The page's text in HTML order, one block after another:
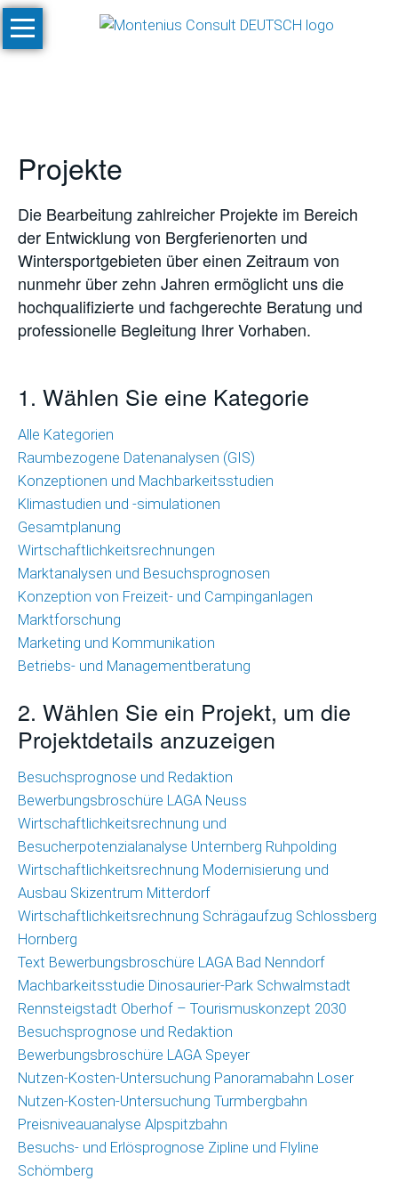
Navigation
überspringen
Start
Machbarkeitsstudien
und
-
simulationen
SnowPlan™
Gesamtplanung
Skigebietsprojekten
Wirtschaftlichkeitsrechnungen
Marktanalysen
und
Besuchsprognosen
Marktforschung
Marketing
und
Kommunikation
Betriebs-
Managementberatung
Raumbezogene
Datenanalysen
(GIS)
Umfragetool
Qualitätsmonitor
Freizeit
Saisonmonitoring
Skigebiete
Deutschland
Veröffentlichungen
Projekte
Nachrichten
Nachrichtenarchiv
Team
Projekte
Die Bearbeitung zahlreicher Projekte im Bereich
der Entwicklung von Bergferienorten und
Wintersportgebieten über einen Zeitraum von
nunmehr über zehn Jahren ermöglicht uns die
hochqualifizierte und fachgerechte Beratung und
professionelle Begleitung Ihrer Vorhaben.
1. Wählen Sie eine Kategorie
Alle Kategorien
Raumbezogene Datenanalysen (GIS)
Konzeptionen und Machbarkeitsstudien
Klimastudien und -simulationen
Gesamtplanung
Wirtschaftlichkeitsrechnungen
Marktanalysen und Besuchsprognosen
Konzeption von Freizeit- und Campinganlagen
Marktforschung
Marketing und Kommunikation
Betriebs- und Managementberatung
2. Wählen Sie ein Projekt, um die
Projektdetails anzuzeigen
Besuchsprognose und Redaktion
Bewerbungsbroschüre LAGA Neuss
Wirtschaftlichkeitsrechnung und
Besucherpotenzialanalyse Unternberg Ruhpolding
Wirtschaftlichkeitsrechnung Modernisierung und
Ausbau Skizentrum Mitterdorf
Wirtschaftlichkeitsrechnung Schrägaufzug Schlossberg
Hornberg
Text Bewerbungsbroschüre LAGA Bad Nenndorf
Machbarkeitsstudie Dinosaurier-Park Schwalmstadt
Rennsteigstadt Oberhof – Tourismuskonzept 2030
Besuchsprognose und Redaktion
Bewerbungsbroschüre LAGA Speyer
Nutzen-Kosten-Untersuchung Panoramabahn Loser
Nutzen-Kosten-Untersuchung Turmbergbahn
Preisniveauanalyse Alpspitzbahn
Besuchs- und Erlösprognose Zipline und Flyline
Schömberg